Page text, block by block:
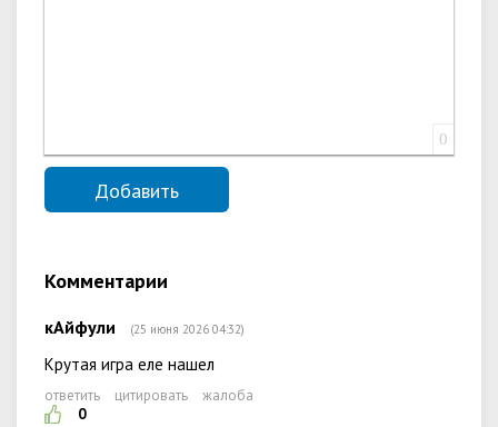
0
Комментарии
кАйфули (25 июня 2026 04:32)
Крутая игра еле нашел
ответить цитировать
жалоба
0